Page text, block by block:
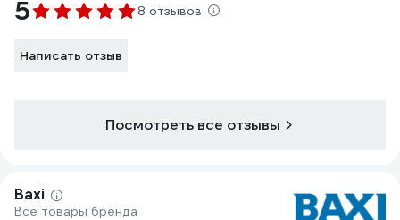
5 8 отзывов
Написать отзыв
Посмотреть все отзывы
Baxi
Все товары бренда